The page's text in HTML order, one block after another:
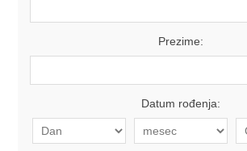
Prezime:
Datum rođenja: